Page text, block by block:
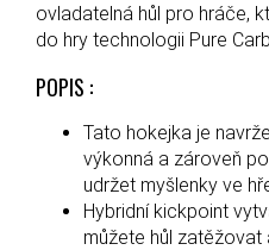
ovladatelná hůl pro hráče,
do hry technologii Pure
POPIS :
Tato hokejka je
výkonná a zároveň
udržet myšlenky ve
Hybridní kickpoint
můžete hůl